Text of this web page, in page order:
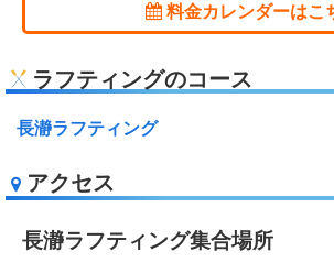
料金カレンダーはこ
ラフティングのコース
長瀞ラフティング
アクセス
長瀞ラフティング集合場所